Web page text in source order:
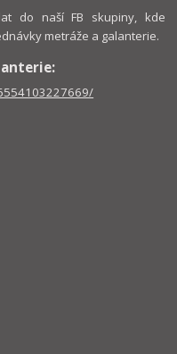
do naší FB skupiny, kde
metráže a galanterie.